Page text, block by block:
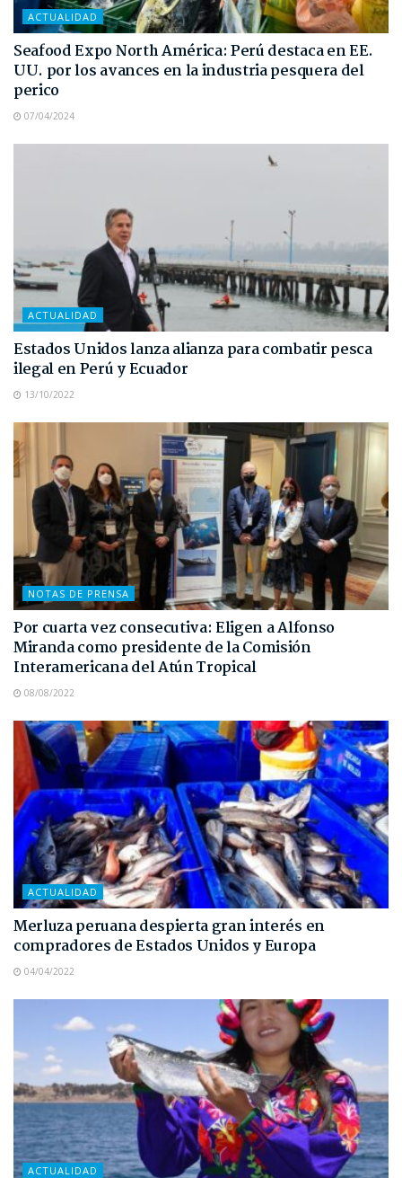
ACTUALIDAD
Seafood Expo North América: Perú destaca en EE.
UU. por los avances en la industria pesquera del
perico
07/04/2024
ACTUALIDAD
Estados Unidos lanza alianza para combatir pesca
ilegal en Perú y Ecuador
13/10/2022
NOTAS DE PRENSA
Por cuarta vez consecutiva: Eligen a Alfonso
Miranda como presidente de la Comisión
Interamericana del Atún Tropical
08/08/2022
ACTUALIDAD
Merluza peruana despierta gran interés en
compradores de Estados Unidos y Europa
04/04/2022
ACTUALIDAD